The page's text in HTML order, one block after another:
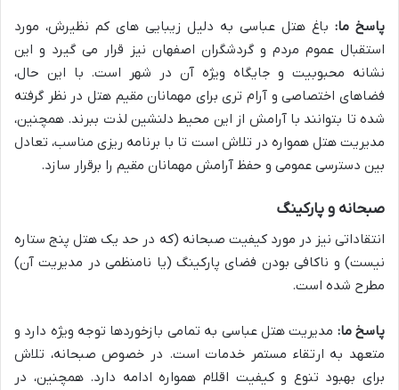
پاسخ ما: باغ هتل عباسی به دلیل زیبایی های کم نظیرش، مورد
استقبال عموم مردم و گردشگران اصفهان نیز قرار می گیرد و این
نشانه محبوبیت و جایگاه ویژه آن در شهر است. با این حال،
فضاهای اختصاصی و آرام تری برای مهمانان مقیم هتل در نظر گرفته
شده تا بتوانند با آرامش از این محیط دلنشین لذت ببرند. همچنین،
مدیریت هتل همواره در تلاش است تا با برنامه ریزی مناسب، تعادل
بین دسترسی عمومی و حفظ آرامش مهمانان مقیم را برقرار سازد.
صبحانه و پارکینگ
انتقاداتی نیز در مورد کیفیت صبحانه (که در حد یک هتل پنج ستاره
نیست) و ناکافی بودن فضای پارکینگ (یا نامنظمی در مدیریت آن)
مطرح شده است.
پاسخ ما: مدیریت هتل عباسی به تمامی بازخوردها توجه ویژه دارد و
متعهد به ارتقاء مستمر خدمات است. در خصوص صبحانه، تلاش
برای بهبود تنوع و کیفیت اقلام همواره ادامه دارد. همچنین، در